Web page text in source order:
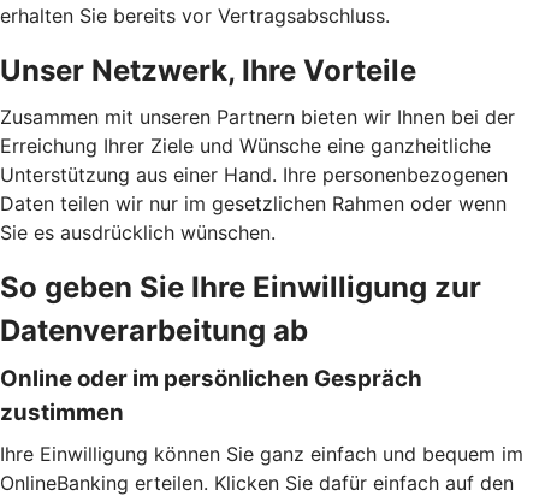
erhalten Sie bereits vor Vertragsabschluss.
Unser Netzwerk, Ihre Vorteile
Zusammen mit unseren Partnern bieten wir Ihnen bei der
Erreichung Ihrer Ziele und Wünsche eine ganzheitliche
Unterstützung aus einer Hand. Ihre personenbezogenen
Daten teilen wir nur im gesetzlichen Rahmen oder wenn
Sie es ausdrücklich wünschen.
So geben Sie Ihre Einwilligung zur
Datenverarbeitung ab
Online oder im persönlichen Gespräch
zustimmen
Ihre Einwilligung können Sie ganz einfach und bequem im
OnlineBanking erteilen. Klicken Sie dafür einfach auf den